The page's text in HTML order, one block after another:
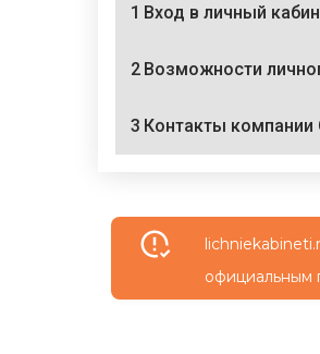
1 Вход в личный
2 Возможности
3 Контакты компании
официальным